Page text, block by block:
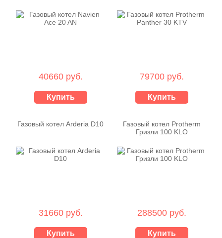
40660 руб.
Купить
79700 руб.
Купить
Газовый котел Arderia D10
31660 руб.
Купить
Газовый котел Protherm
Гризли 100 KLO
288500 руб.
Купить